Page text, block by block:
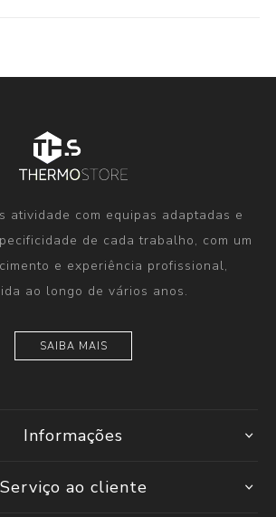
atividade com equipas adaptadas e
de cada trabalho, com um
e experiência profissional,
ao longo de vários anos.
SAIBA MAIS
Informações
Serviço ao cliente